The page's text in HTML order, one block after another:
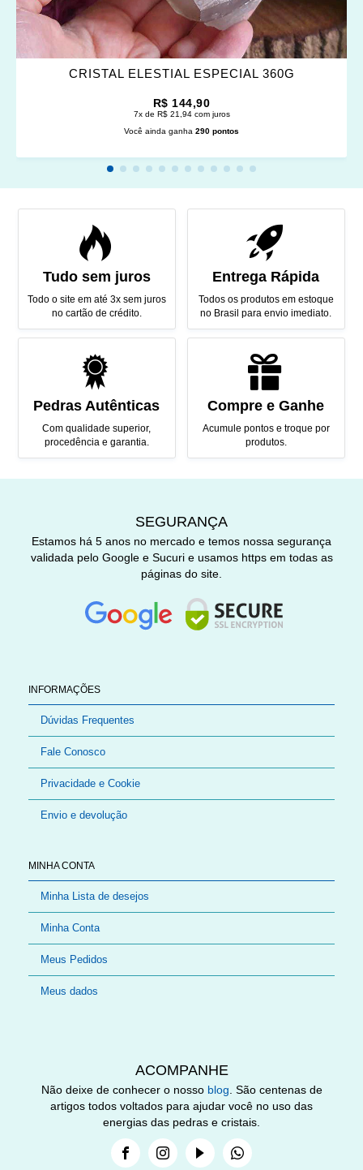
CRISTAL ELESTIAL ESPECIAL 360G
R$ 144,90
7x de R$ 21,94 com juros
Você ainda ganha 290 pontos
Tudo sem juros
Todo o site em até 3x sem juros
no cartão de crédito.
Entrega Rápida
Todos os produtos em estoque
no Brasil para envio imediato.
Pedras Autênticas
Com qualidade superior,
procedência e garantia.
Compre e Ganhe
Acumule pontos e troque por
produtos.
INFORMAÇÕES
Dúvidas Frequentes
Fale Conosco
Privacidade e Cookie
Envio e devolução
MINHA CONTA
Minha Lista de desejos
Minha Conta
Meus Pedidos
Meus dados
SEGURANÇA
Estamos há 5 anos no mercado e temos nossa segurança
validada pelo Google e Sucuri e usamos https em todas as
páginas do site.
ACOMPANHE
Não deixe de conhecer o nosso blog. São centenas de
artigos todos voltados para ajudar você no uso das
energias das pedras e cristais.
FacebookInstagramYoutubeWhatsapp